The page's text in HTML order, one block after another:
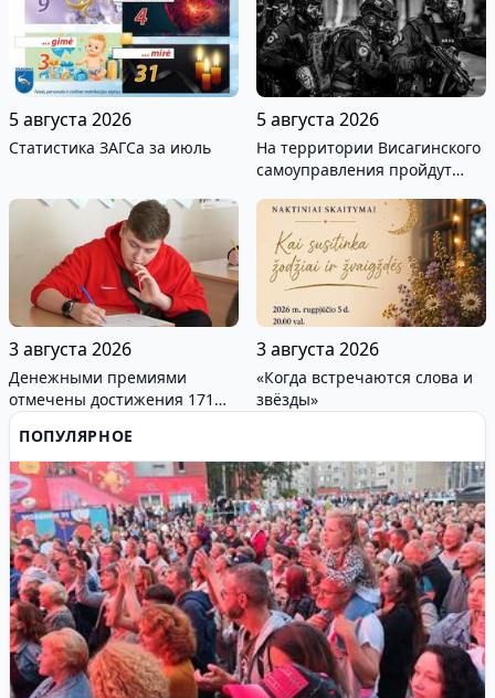
5 августа 2026
Статистика ЗАГСа за июль
5 августа 2026
На территории Висагинского
самоуправления пройдут
антитеррористические
учения «Baltic Shadow»
3 августа 2026
Денежными премиями
отмечены достижения 171
висагинского школьника и
трех педагогов
3 августа 2026
«Когда встречаются слова и
звёзды»
ПОПУЛЯРНОЕ